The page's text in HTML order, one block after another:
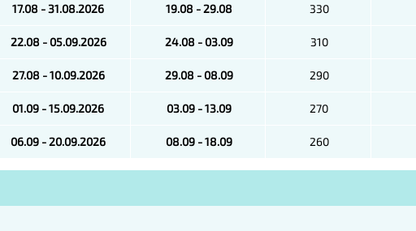
17.08 - 31.08.2026 19.08 - 29.08 330
22.08 - 05.09.2026 24.08 - 03.09 310
27.08 - 10.09.2026 29.08 - 08.09 290
01.09 - 15.09.2026 03.09 - 13.09 270
06.09 - 20.09.2026 08.09 - 18.09 260